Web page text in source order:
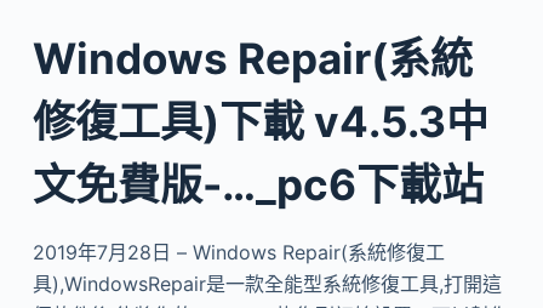
Windows Repair(系統
修復工具)下載 v4.5.3中
文免費版-…_pc6下載站
2019年7月28日 – Windows Repair(系統修復工
具),WindowsRepair是一款全能型系統修復工具,打開這